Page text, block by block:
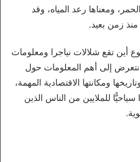
ومعناها رعد المياه، وقد
زمن بعيد.
أين تقع شلالات نياجرا ومعلومات
نتعرض إلى أهم المعلومات حول
ومكانتها الاقتصادية المهمة،
للملايين من الناس الذين